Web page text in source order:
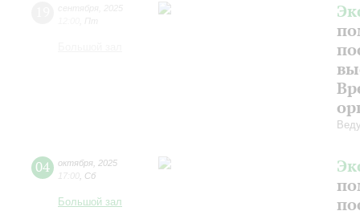
04 октября 2025
17:00 Сб
Большой зал